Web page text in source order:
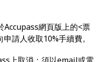
網頁版上的<票
請人收取10%手續費。